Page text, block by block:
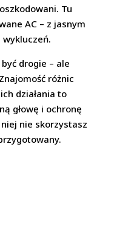
Tu
AC – z jasnym
drogie – ale
różnic
działania to
głowę i ochronę
nie skorzystasz